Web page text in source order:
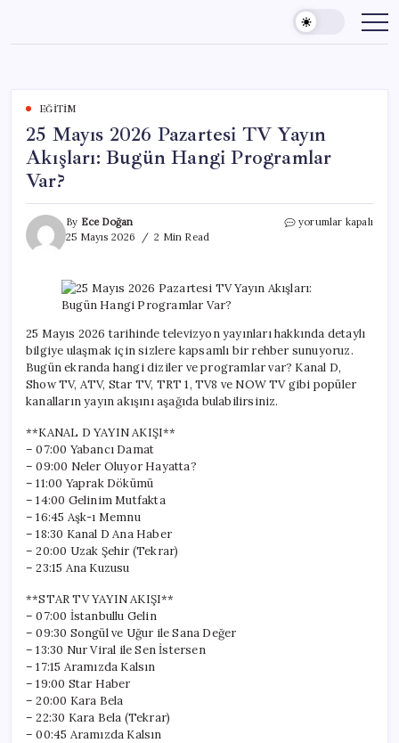
content
EĞITIM
25 Mayıs 2026 Pazartesi TV Yayın
Akışları: Bugün Hangi Programlar
Var?
By Ece Doğan
25 Mayıs 2026
2 Min Read
25
Yayın
Bugün
Hangi
Programlar
Var?
için
yorumlar kapalı
25 Mayıs 2026 tarihinde televizyon yayınları hakkında detaylı
bilgiye ulaşmak için sizlere kapsamlı bir rehber sunuyoruz.
Bugün ekranda hangi diziler ve programlar var? Kanal D,
Show TV, ATV, Star TV, TRT 1, TV8 ve NOW TV gibi popüler
kanalların yayın akışını aşağıda bulabilirsiniz.
**KANAL D YAYIN AKIŞI**
– 07:00 Yabancı Damat
– 09:00 Neler Oluyor Hayatta?
– 11:00 Yaprak Dökümü
– 14:00 Gelinim Mutfakta
– 16:45 Aşk-ı Memnu
– 18:30 Kanal D Ana Haber
– 20:00 Uzak Şehir (Tekrar)
– 23:15 Ana Kuzusu
**STAR TV YAYIN AKIŞI**
– 07:00 İstanbullu Gelin
– 09:30 Songül ve Uğur ile Sana Değer
– 13:30 Nur Viral ile Sen İstersen
– 17:15 Aramızda Kalsın
– 19:00 Star Haber
– 20:00 Kara Bela
– 22:30 Kara Bela (Tekrar)
– 00:45 Aramızda Kalsın